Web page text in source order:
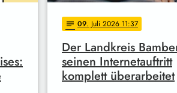
notes 09. Juli 2026 11:37
Der Landkreis
seinen Internetauftritt
komplett überarbeitet